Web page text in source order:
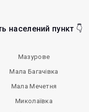
населений пункт 👇
Мазурове
Мала Багачівка
Мала Мечетня
Миколаївка